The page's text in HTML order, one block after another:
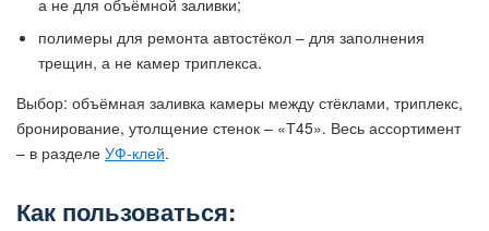
а не для объёмной заливки;
полимеры для ремонта автостёкол – для заполнения
трещин, а не камер триплекса.
Выбор: объёмная заливка камеры между стёклами, триплекс,
бронирование, утолщение стенок – «Т45». Весь ассортимент
– в разделе УФ-клей.
Как пользоваться: